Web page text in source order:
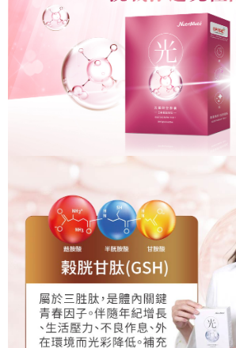
流程，驗證手機門號後，選擇欲分期的期數、繳款
成交易。
3.實際核准額度、可分期數及費用金額請依後續交
4.訂單成立30分鐘內，如未前往確認交易或遇審核
消。如遇「轉專審核」未通過狀況，表示未達大哥
法說明評估內容。
【繳款方式說明】
1.分期款項不併入電信帳單，「大哥付你分期」於
2.透過簡訊連結打開帳單後，可選擇「超商條碼／
帳／街口支付／iPASS MONEY」等通路繳費。
【注意事項】
1.本服務係由「台灣大哥大股份有限公司」（以下
用戶於交易時，得透過本服務購買商品或服務，並
買賣價金債權讓與本公司後，依約使用本公司帳單
2.基於同意付款使用「大哥付你分期」之契約關係
資料（包含姓名、電話或地址）提供予台灣大哥大
由本公司與您本人進行分期帳單所需資料之確認、
3.完整用戶服務條款，請詳閱以下連結：
https://
【關於「AFTEE先享後付」】
AFTEE先享後付是「在收到商品之後才付款」的支
１．簡單：不需註冊會員、不需綁卡、不需儲值。
２．便利：只要手機號碼，簡訊認證，即可結帳。
３．安心：先確認商品／服務後，再付款。
【「AFTEE先享後付」結帳流程】
１．於結帳方式選擇「AFTEE先享後付」後，將跳
２．訂單成立數日內，您將收到繳費通知簡訊。
３．收到繳費通知簡訊後14天內，點擊此簡訊中的
ATM／網路銀行／等多元方式進行付款，方視為交
※ 請注意：結帳手續完成當下不需立刻繳費，但若
購買商品的店家。未經商家同意取消之訂單仍視為
後付繳納相關費用。
※ 交易是否成功請以「AFTEE先享後付 」之結帳
是否繳費成功／繳費後需取消欲退款等相關疑問，
客戶支援中心」https://
【注意事項】
１．透過由恩沛科技股份有限公司提供之「AFTEE
易，需依本服務之必要範圍內提供個人資料，並將
權轉讓予恩沛科技股份有限公司。
Hami Point
相關說明
「Hami Point」為中華電信所提供之點數服務，可
會員帳號後，即可在購物車使用 Hami Point 折抵消
ATM付款
每筆NT$60，滿NT$699(含以上)免運費
付款後全家取貨
每筆NT$60，滿NT$699(含以上)免運費
萊爾富取貨付款
每筆NT$60，滿NT$1,000(含以上)免運費
付款後萊爾富取貨
每筆NT$60，滿NT$1,000(含以上)免運費
7-11取貨付款